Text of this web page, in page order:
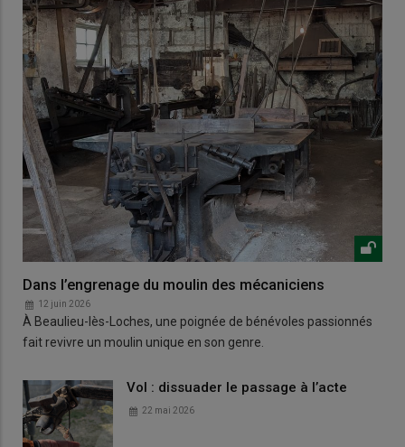
Dans l’engrenage du moulin des mécaniciens
12 juin 2026
À Beaulieu-lès-Loches, une poignée de bénévoles passionnés
fait revivre un moulin unique en son genre.
Vol : dissuader le passage à l’acte
22 mai 2026